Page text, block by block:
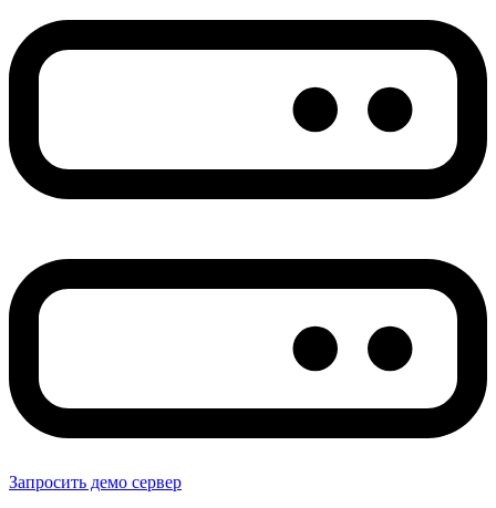
Запросить демо сервер